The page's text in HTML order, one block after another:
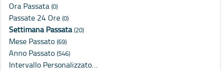
Ora Passata (0)
Passate 24 Ore (0)
Settimana Passata(20)
Mese Passato (69)
Anno Passato (546)
Intervallo Personalizzato…